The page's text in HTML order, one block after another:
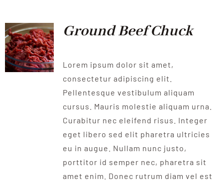
NOTICIES
CONTACTE
Ground Beef Chuck
Lorem ipsum dolor sit amet,
consectetur adipiscing elit.
Pellentesque vestibulum aliquam
cursus. Mauris molestie aliquam urna.
Curabitur nec eleifend risus. Integer
eget libero sed elit pharetra ultricies
eu in augue. Nullam nunc justo,
porttitor id semper nec, pharetra sit
amet enim. Donec rutrum diam vel est